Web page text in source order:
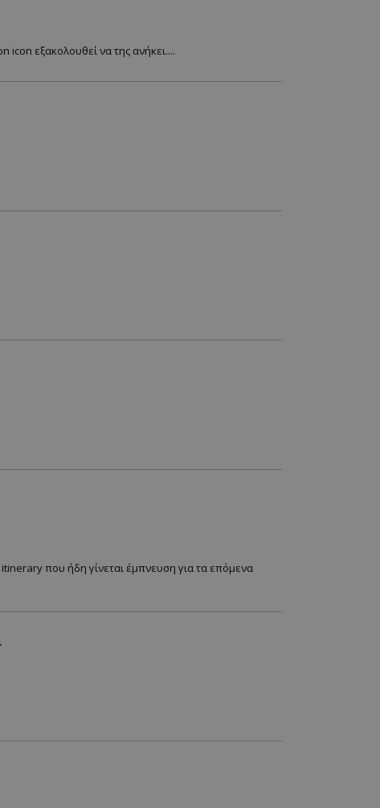
icon εξακολουθεί να της ανήκει....
που ήδη γίνεται έμπνευση για τα επόμενα